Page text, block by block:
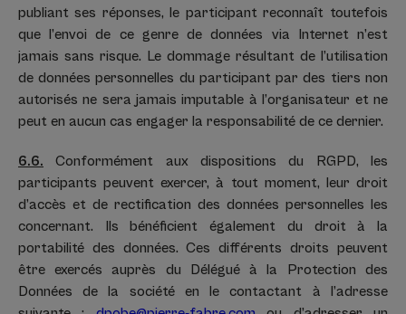
publiant ses réponses, le participant reconnaît toutefois
que l’envoi de ce genre de données via Internet n’est
jamais sans risque. Le dommage résultant de l’utilisation
de données personnelles du participant par des tiers non
autorisés ne sera jamais imputable à l’organisateur et ne
peut en aucun cas engager la responsabilité de ce dernier.
6.6. Conformément aux dispositions du RGPD, les
participants peuvent exercer, à tout moment, leur droit
d’accès et de rectification des données personnelles les
concernant. Ils bénéficient également du droit à la
portabilité des données. Ces différents droits peuvent
être exercés auprès du Délégué à la Protection des
Données de la société en le contactant à l’adresse